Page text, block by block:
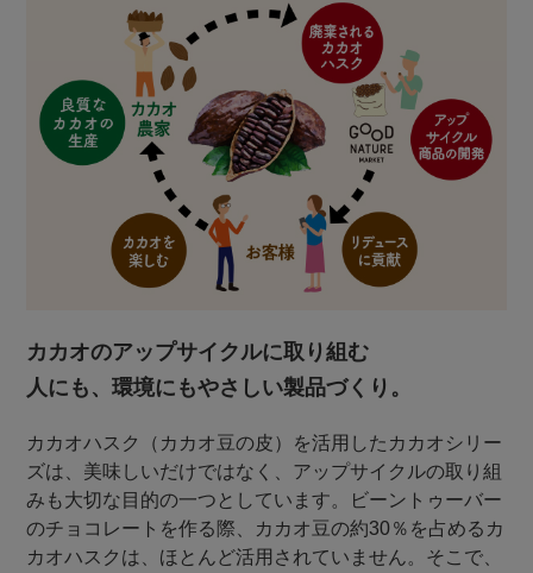
カカオのアップサイクルに取り組む
人にも、環境にもやさしい製品づくり。
カカオハスク（カカオ豆の皮）を活用したカカオシリー
ズは、美味しいだけではなく、アップサイクルの取り組
みも大切な目的の一つとしています。ビーントゥーバー
のチョコレートを作る際、カカオ豆の約30％を占めるカ
カオハスクは、ほとんど活用されていません。そこで、